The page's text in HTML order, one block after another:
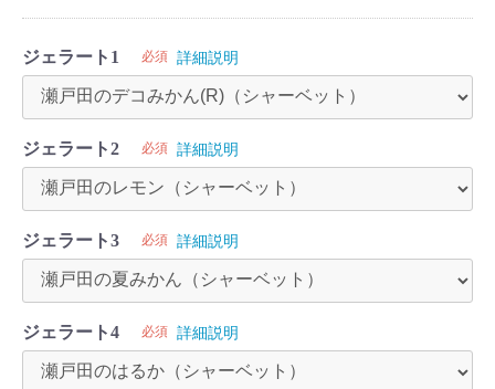
ジェラート1 必須 詳細説明
ジェラート2 必須 詳細説明
ジェラート3 必須 詳細説明
ジェラート4 必須 詳細説明